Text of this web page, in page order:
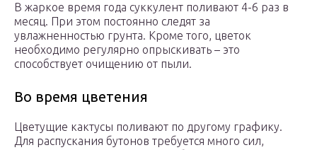
В жаркое время года суккулент поливают 4-6 раз в
месяц. При этом постоянно следят за
увлажненностью грунта. Кроме того, цветок
необходимо регулярно опрыскивать – это
способствует очищению от пыли.
Во время цветения
Цветущие кактусы поливают по другому графику.
Для распускания бутонов требуется много сил,